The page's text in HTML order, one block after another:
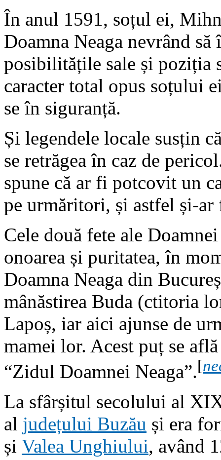
În anul 1591, soțul ei,
Doamna Neaga nevrând să
posibilitățile sale și poziția
caracter total opus soțului
se în siguranță.
Și legendele locale susțin
se retrăgea în caz de
spune că ar fi potcovit un
pe urmăritori, și astfel și-ar
Cele două fete ale
onoarea și puritatea, în
Doamna Neaga din
mânăstirea Buda (ctitoria
Lapoș, iar aici ajunse de
mamei lor. Acest puț se
“Zidul Doamnei Neaga”.[
La sfârșitul secolului al
al județului Buzău și era
și Valea Unghiului, având